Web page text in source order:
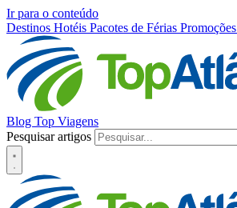
Ir para o conteúdo
Destinos Hotéis Pacotes de Férias Promoções
Blog Top Viagens
Pesquisar artigos